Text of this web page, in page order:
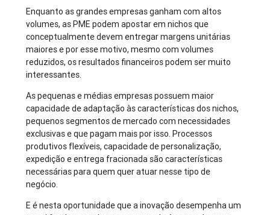
Enquanto as grandes empresas ganham com altos
volumes, as PME podem apostar em nichos que
conceptualmente devem entregar margens unitárias
maiores e por esse motivo, mesmo com volumes
reduzidos, os resultados financeiros podem ser muito
interessantes.
As pequenas e médias empresas possuem maior
capacidade de adaptação às características dos nichos,
pequenos segmentos de mercado com necessidades
exclusivas e que pagam mais por isso. Processos
produtivos flexíveis, capacidade de personalização,
expedição e entrega fracionada são características
necessárias para quem quer atuar nesse tipo de
negócio.
E é nesta oportunidade que a inovação desempenha um